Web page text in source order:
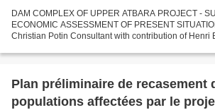
DAM COMPLEX OF UPPER ATBARA PROJECT -
ECONOMIC ASSESSMENT OF PRESENT
Christian Potin Consultant with contribution of Henri
consultants...
Plan préliminaire de recasement
populations affectées par le